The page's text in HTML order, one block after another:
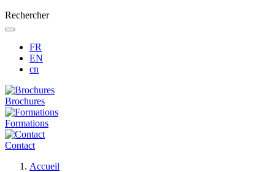
Rechercher
FR
EN
cn
Brochures
Formations
Contact
Accueil